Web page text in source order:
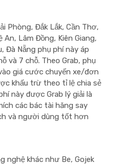
Phòng, Đắk Lắk, Cần Thơ,
An, Lâm Đồng, Kiên Giang,
Đà Nẵng phụ phí này áp
và 7 chỗ. Theo Grab, phụ
giá cước chuyến xe/đơn
khấu trừ theo tỉ lệ chia sẻ
này được Grab lý giải là
các bác tài hăng say
và người dùng tốt hơn
nghệ khác như Be, Gojek